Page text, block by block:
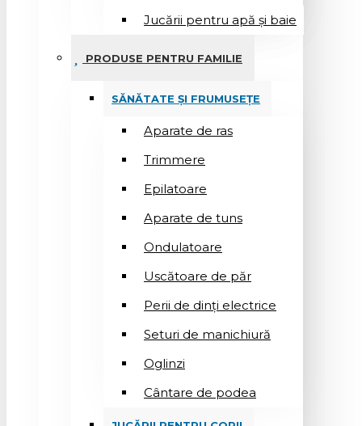
Jucării pentru apă și baie
PRODUSE PENTRU FAMILIE
SĂNĂTATE ȘI FRUMUSEȚE
Aparate de ras
Trimmere
Epilatoare
Aparate de tuns
Ondulatoare
Uscătoare de păr
Perii de dinți electrice
Seturi de manichiură
Oglinzi
Cântare de podea